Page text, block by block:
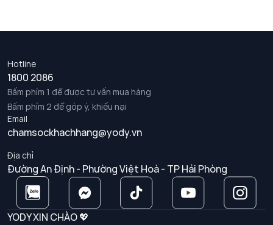
Hotline
1800 2086
Bấm phím 1 để được tư vấn mua hàng
Bấm phím 2 để góp ý, khiếu nại
Email
chamsockhachhang@yody.vn
Địa chỉ
Đường An Định - Phường Việt Hoà - TP Hải Phòng
YODY XIN CHÀO 💖